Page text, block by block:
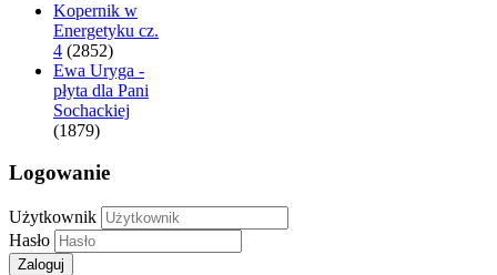
Kopernik w
Energetyku cz.
4 (2852)
Ewa Uryga -
płyta dla Pani
Sochackiej
(1879)
Logowanie
Użytkownik
Hasło
Zaloguj